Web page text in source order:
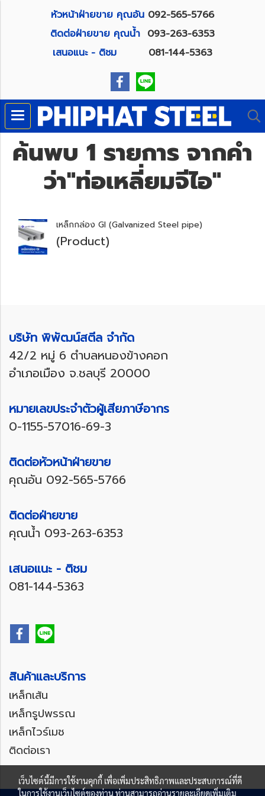
หัวหน้าฝ่ายขาย คุณอัน 092-565-5766
ติดต่อฝ่ายขาย คุณน้ำ 093-263-6353
เสนอแนะ - ติชม 081-144-5363
ค้นพบ 1 รายการ จากคำ
ว่า"ท่อเหลี่ยมจีไอ"
เหล็กกล่อง GI (Galvanized Steel pipe)
(Product)
บริษัท พิพัฒน์สตีล จำกัด
42/2 หมู่ 6 ตำบลหนองข้างคอก
อำเภอเมือง จ.ชลบุรี 20000
หมายเลขประจำตัวผู้เสียภาษีอากร
0-1155-57016-69-3
ติดต่อหัวหน้าฝ่ายขาย
คุณอัน 092-565-5766
ติดต่อฝ่ายขาย
คุณน้ำ 093-263-6353
เสนอแนะ - ติชม
081-144-5363
สินค้าและบริการ
เหล็กเส้น
เหล็กรูปพรรณ
เหล็กไวร์เมช
ติดต่อเรา
เว็บไซต์นี้มีการใช้งานคุกกี้ เพื่อเพิ่มประสิทธิภาพและประสบการณ์ที่ดี
ในการใช้งานเว็บไซต์ของท่าน ท่านสามารถอ่านรายละเอียดเพิ่มเติม